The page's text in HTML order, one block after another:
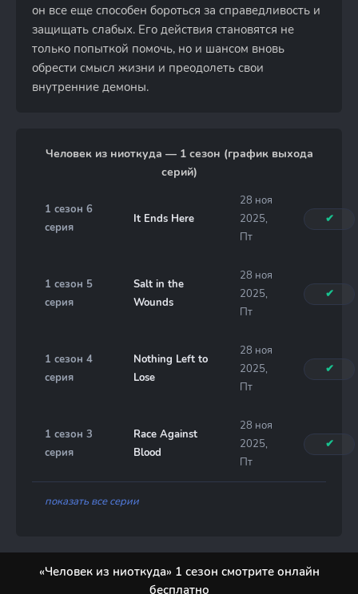
он все еще способен бороться за справедливость и
защищать слабых. Его действия становятся не
только попыткой помочь, но и шансом вновь
обрести смысл жизни и преодолеть свои
внутренние демоны.
Человек из ниоткуда — 1 сезон (график выхода
серий)
1 сезон 6
серия
It Ends Here
28 ноя
2025,
Пт
✔
1 сезон 5
серия
Salt in the
Wounds
28 ноя
2025,
Пт
✔
1 сезон 4
серия
Nothing Left to
Lose
28 ноя
2025,
Пт
✔
1 сезон 3
серия
Race Against
Blood
28 ноя
2025,
Пт
✔
показать все серии
«Человек из ниоткуда» 1 сезон смотрите онлайн
бесплатно